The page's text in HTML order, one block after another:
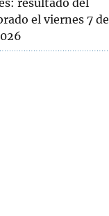
resultado del
el viernes 7 de